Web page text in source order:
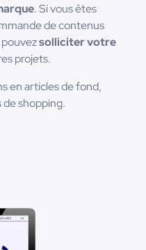
. Si vous êtes
de contenus
solliciter votre
projets.
en articles de fond,
shopping.